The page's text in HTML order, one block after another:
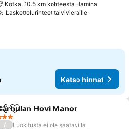
Kotka, 10.5 km kohteesta Hamina
Laskettelurinteet talvivieraille
Katso hinnat
Lisää suosikkeihin
Hovi Manor
Tähtiluokitus
/
Luokitusta ei ole saatavilla